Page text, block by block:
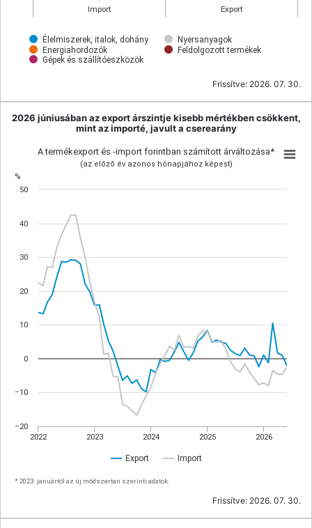
Élelmiszerek, italok, dohány
Nyersanyagok
Energiahordozók
Feldolgozott termékek
Gépek és szállítóeszközök
Import
Export
Frissítve: 2026. 07. 30.
2026 júniusában az export árszintje kisebb mértékben csökkent,
mint az importé, javult a cserearány
%
A termékexport és -import forintban számított árváltozása*
(az előző év azonos hónapjához képest)
* 2023. januártól az új módszertan szerinti adatok.
Export Import
2022 2023 2024 2025 2026
−20
−10
0
10
20
30
40
50
Frissítve: 2026. 07. 30.